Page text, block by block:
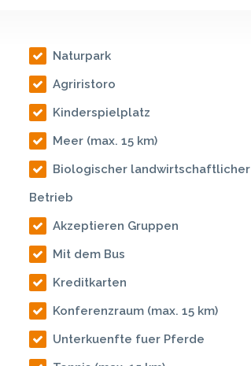
Naturpark
Agriristoro
Kinderspielplatz
Meer (max. 15 km)
Biologischer landwirtschaftlicher
Betrieb
Akzeptieren Gruppen
Mit dem Bus
Kreditkarten
Konferenzraum (max. 15 km)
Unterkuenfte fuer Pferde